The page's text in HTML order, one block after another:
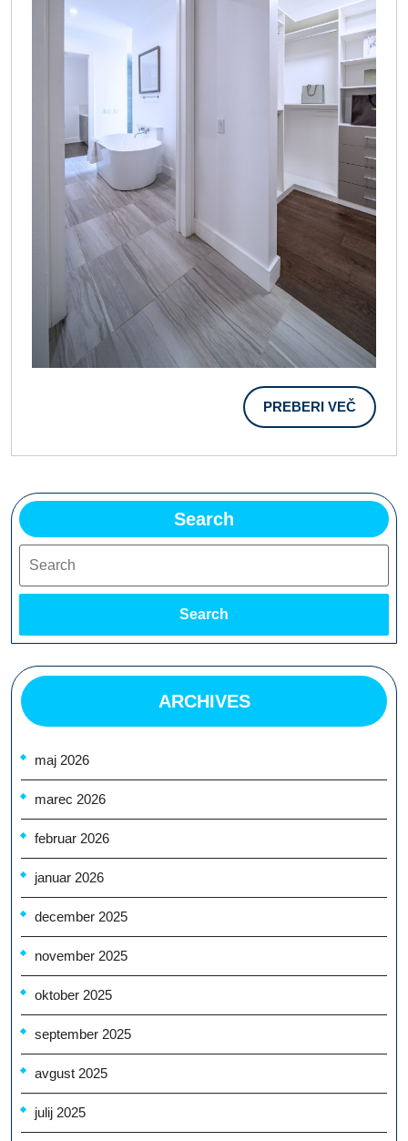
PREBERI VEČ
VEČ
Search
Search
ARCHIVES
maj 2026
marec 2026
februar 2026
januar 2026
december 2025
november 2025
oktober 2025
september 2025
avgust 2025
julij 2025